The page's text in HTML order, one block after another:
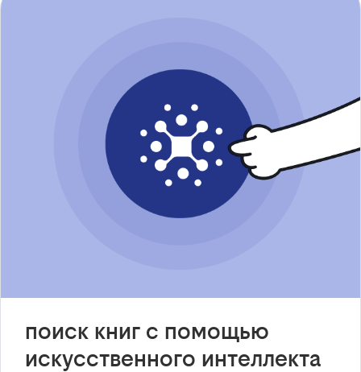
поиск книг с помощью
искусственного интеллекта